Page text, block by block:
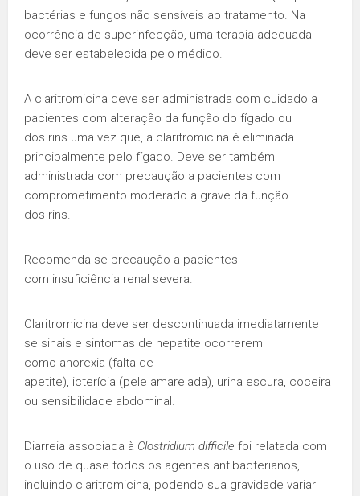
bactérias e fungos não sensíveis ao tratamento. Na
ocorrência de superinfecção, uma terapia adequada
deve ser estabelecida pelo médico.
A claritromicina deve ser administrada com cuidado a
pacientes com alteração da função do fígado ou
dos rins uma vez que, a claritromicina é eliminada
principalmente pelo fígado. Deve ser também
administrada com precaução a pacientes com
comprometimento moderado a grave da função
dos rins.
Recomenda-se precaução a pacientes
com insuficiência renal severa.
Claritromicina deve ser descontinuada imediatamente
se sinais e sintomas de hepatite ocorrerem
como anorexia (falta de
apetite), icterícia (pele amarelada), urina escura, coceira
ou sensibilidade abdominal.
Diarreia associada à Clostridium difficile foi relatada com
o uso de quase todos os agentes antibacterianos,
incluindo claritromicina, podendo sua gravidade variar